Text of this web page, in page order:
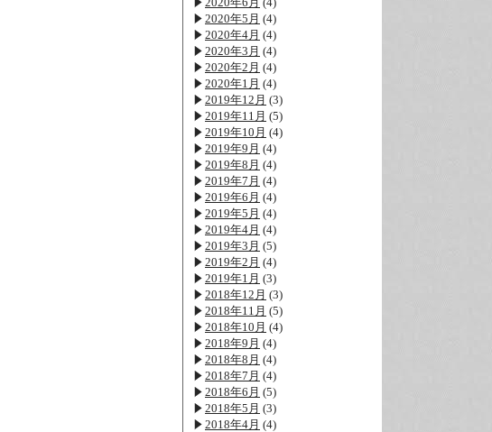
2020年5月 (4)
2020年4月 (4)
2020年3月 (4)
2020年2月 (4)
2020年1月 (4)
2019年12月 (3)
2019年11月 (5)
2019年10月 (4)
2019年9月 (4)
2019年8月 (4)
2019年7月 (4)
2019年6月 (4)
2019年5月 (4)
2019年4月 (4)
2019年3月 (5)
2019年2月 (4)
2019年1月 (3)
2018年12月 (3)
2018年11月 (5)
2018年10月 (4)
2018年9月 (4)
2018年8月 (4)
2018年7月 (4)
2018年6月 (5)
2018年5月 (3)
2018年4月 (4)